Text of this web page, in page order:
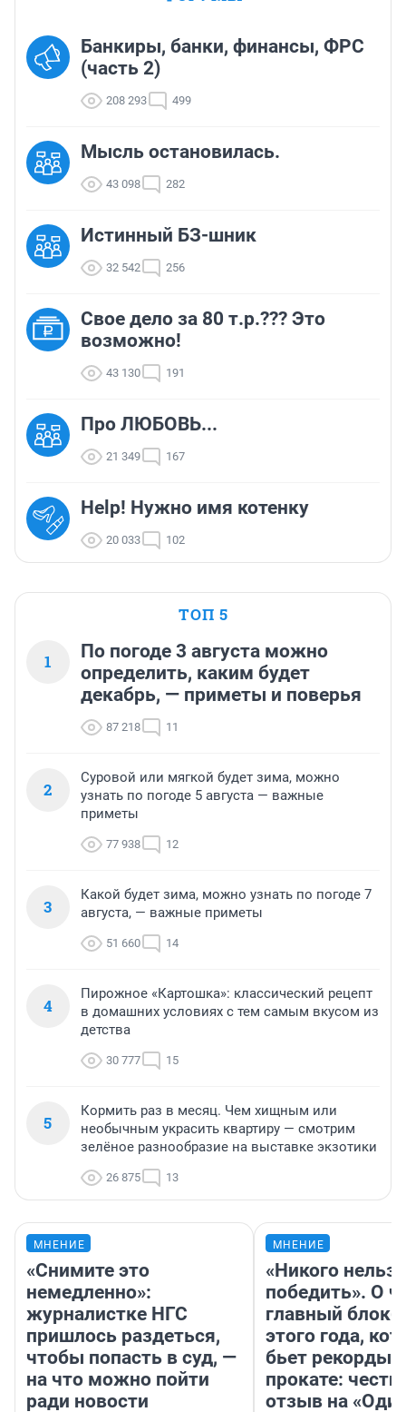
Банкиры, банки, финансы, ФРС
(часть 2)
208 293 499
Мысль остановилась.
43 098 282
Истинный БЗ-шник
32 542 256
Свое дело за 80 т.р.??? Это
возможно!
43 130 191
Про ЛЮБОВЬ...
21 349 167
Help! Нужно имя котенку
20 033 102
ТОП 5
1
По погоде 3 августа можно
определить, каким будет
декабрь, — приметы и поверья
87 218 11
2
Суровой или мягкой будет зима, можно
узнать по погоде 5 августа — важные
приметы
77 938 12
3
Какой будет зима, можно узнать по погоде 7
августа, — важные приметы
51 660 14
4
Пирожное «Картошка»: классический рецепт
в домашних условиях с тем самым вкусом из
детства
30 777 15
5
Кормить раз в месяц. Чем хищным или
необычным украсить квартиру — смотрим
зелёное разнообразие на выставке экзотики
26 875 13
МНЕНИЕ
«Снимите это
немедленно»:
журналистке НГС
пришлось раздеться,
чтобы попасть в суд, —
на что можно пойти
ради новости
МНЕНИЕ
«Никого нельзя
победить». О
главный
этого года,
бьет рекорды в
прокате:
отзыв на